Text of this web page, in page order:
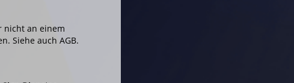
nicht an einem
Siehe auch AGB.